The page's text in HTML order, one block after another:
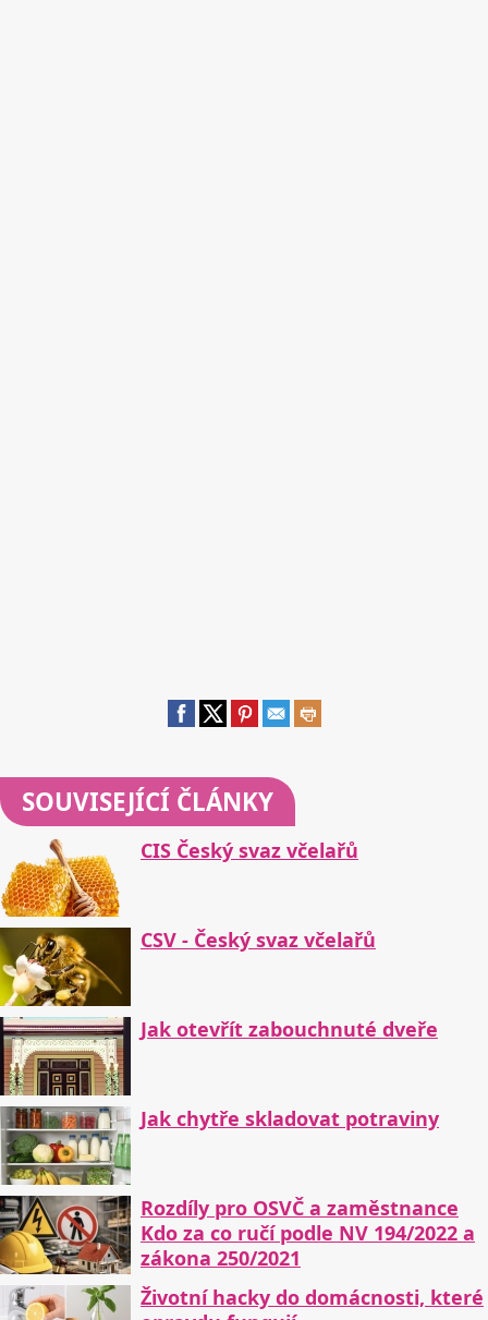
SOUVISEJÍCÍ ČLÁNKY
CIS Český svaz včelařů
CSV - Český svaz včelařů
Jak otevřít zabouchnuté dveře
Jak chytře skladovat potraviny
Rozdíly pro OSVČ a zaměstnance
Kdo za co ručí podle NV 194/2022 a
zákona 250/2021
Životní hacky do domácnosti, které